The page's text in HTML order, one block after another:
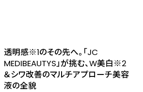
透明感※1のその先へ――。「JC
MEDIBEAUTYS」が挑む、W美白※2
＆シワ改善のマルチアプローチ美容
液の全貌